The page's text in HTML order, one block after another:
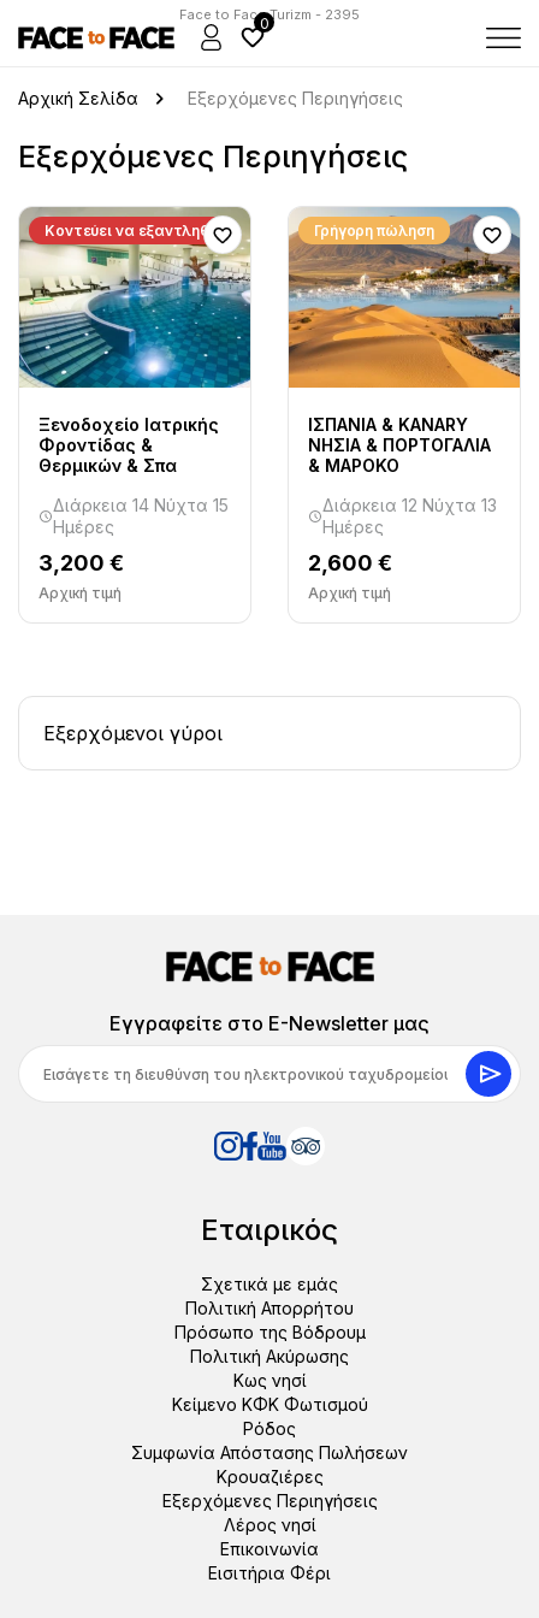
Face to Face Turizm - 2395
0
Αρχική Σελίδα Εξερχόμενες Περιηγήσεις
Εξερχόμενες Περιηγήσεις
Κοντεύει να εξαντληθεί
Ξενοδοχείο Ιατρικής
Φροντίδας &
Θερμικών & Σπα
Διάρκεια 14 Νύχτα 15
Ημέρες
3,200 €
Αρχική τιμή
Γρήγορη πώληση
ΙΣΠΑΝΙΑ & ΚΑΝARY
ΝΗΣΙΑ & ΠΟΡΤΟΓΑΛΙΑ
& ΜΑΡΟΚΟ
Διάρκεια 12 Νύχτα 13
Ημέρες
2,600 €
Αρχική τιμή
Εξερχόμενοι γύροι
Εγγραφείτε στο E-Newsletter μας
Εταιρικός
Σχετικά με εμάς
Πολιτική Απορρήτου
Πρόσωπο της Βόδρουμ
Πολιτική Ακύρωσης
Κως νησί
Κείμενο ΚΦΚ Φωτισμού
Ρόδος
Συμφωνία Απόστασης Πωλήσεων
Κρουαζιέρες
Εξερχόμενες Περιηγήσεις
Λέρος νησί
Επικοινωνία
Εισιτήρια Φέρι